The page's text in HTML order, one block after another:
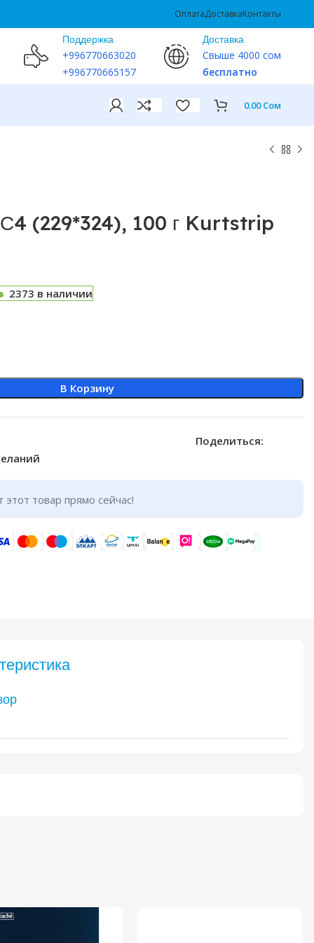
ОплатаДоставкаКонтакты
Поддержка
+996770663020
+996770665157
Доставка
Свыше 4000 сом
бесплатно
0.00Сом
С4 (229*324), 100 г Kurtstrip
2373 в наличии
В Корзину
Поделиться:
этот товар прямо сейчас!